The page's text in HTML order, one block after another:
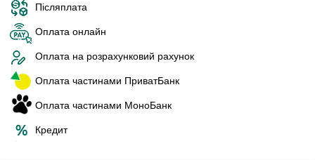
Післяплата
Оплата онлайн
Оплата на розрахунковий рахунок
Оплата частинами ПриватБанк
Оплата частинами МоноБанк
Кредит